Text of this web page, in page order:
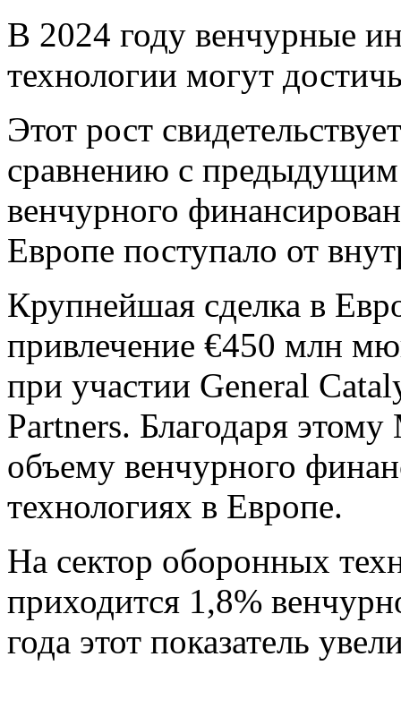
В 2024 году венчурные
технологии могут
Этот рост
сравнению с предыдущим
венчурного
Европе поступало от
Крупнейшая сделка в
привлечение €450 млн
при участии General
Partners. Благодаря
объему венчурного
технологиях в Европе.
На сектор оборонных
приходится 1,8%
года этот показатель